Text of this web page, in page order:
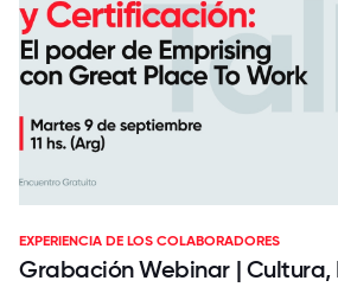
EXPERIENCIA DE LOS COLABORADORES
Grabación Webinar | Cultura,